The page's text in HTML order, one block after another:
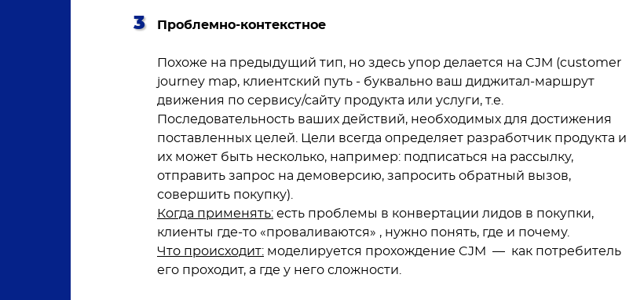
Проблемно-контекстное
Похоже на предыдущий тип, но здесь упор делается на CJM (customer
journey map, клиентский путь - буквально ваш диджитал-маршрут
движения по сервису/сайту продукта или услуги, т.е.
Последовательность ваших действий, необходимых для достижения
поставленных целей. Цели всегда определяет разработчик продукта и
их может быть несколько, например: подписаться на рассылку,
отправить запрос на демоверсию, запросить обратный вызов,
совершить покупку).
Когда применять: есть проблемы в конвертации лидов в покупки,
клиенты где-то «проваливаются» , нужно понять, где и почему.
Что происходит: моделируется прохождение CJM — как потребитель
его проходит, а где у него сложности.